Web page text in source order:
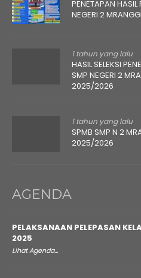
PENETAPAN
NEGERI 2
1 tahun yang lalu
HASIL SELEKSI
SMP NEGERI 2
2025/2026
1 tahun yang lalu
SPMB SMP N 2
2025/2026
AGENDA
PELAKSANAAN PELEPASAN
2025
Lihat Agenda...